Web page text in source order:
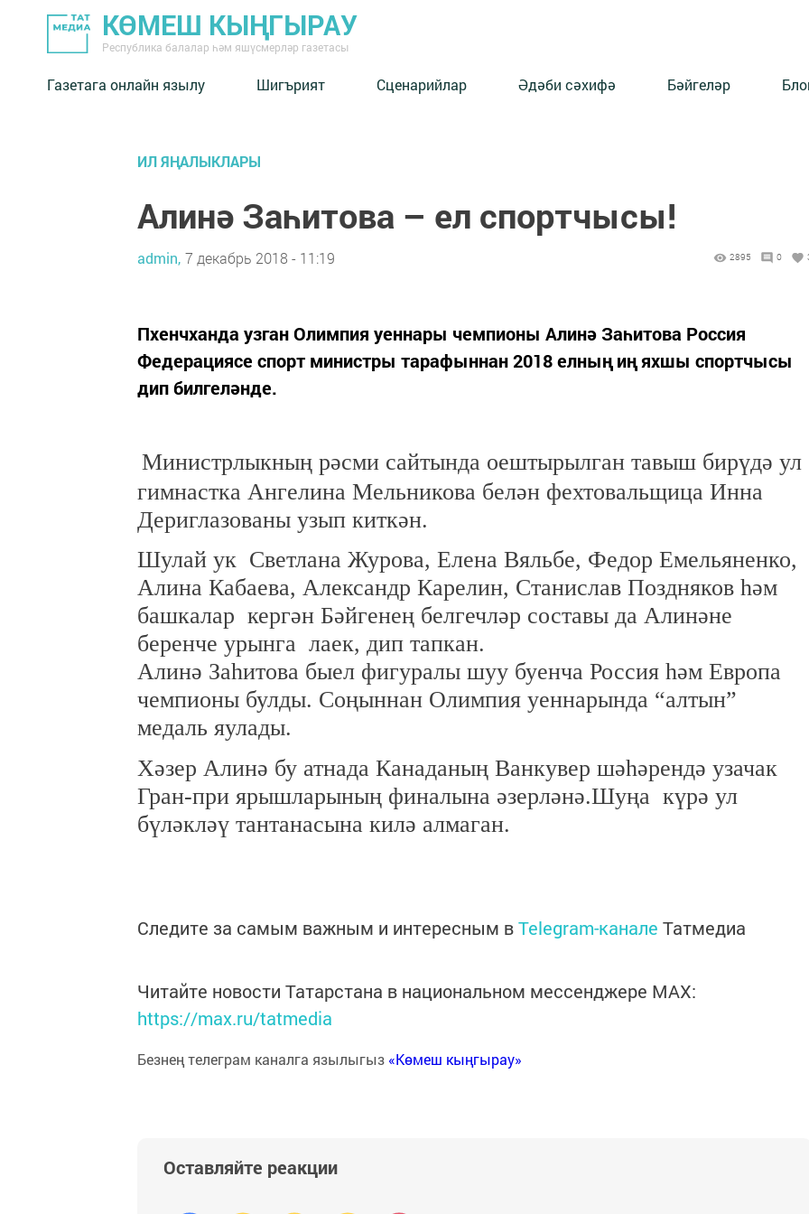
КӨМЕШ КЫҢГЫРАУ
Республика балалар һәм яшүсмерләр газетасы
Газетага онлайн язылу Шигърият Сценарийлар Әдәби сәхифә Бәйгеләр
ИЛ ЯҢАЛЫКЛАРЫ
Алинә Заһитова – ел спортчысы!
admin, 7 декабрь 2018 - 11:19 2895 0
Пхенчханда узган Олимпия уеннары чемпионы Алинә Заһитова Россия
Федерациясе спорт министры тарафыннан 2018 елның иң яхшы спортчысы
дип билгеләнде.
Министрлыкның рәсми сайтында оештырылган тавыш бирүдә ул
гимнастка Ангелина Мельникова белән фехтовальщица Инна
Дериглазованы узып киткән.
Шулай ук Светлана Журова, Елена Вяльбе, Федор Емельяненко,
Алина Кабаева, Александр Карелин, Станислав Поздняков һәм
башкалар кергән Бәйгенең белгечләр составы да Алинәне
беренче урынга лаек, дип тапкан.
Алинә Заһитова быел фигуралы шуу буенча Россия һәм Европа
чемпионы булды. Соңыннан Олимпия уеннарында “алтын”
медаль яулады.
Хәзер Алинә бу атнада Канаданың Ванкувер шәһәрендә узачак
Гран-при ярышларының финалына әзерләнә.Шуңа күрә ул
бүләкләү тантанасына килә алмаган.
Следите за самым важным и интересным вTelegram-канале Татмедиа
Читайте новости Татарстана в национальном мессенджере MАХ:
https://max.ru/tatmedia
Безнең телеграм каналга язылыгыз «Көмеш кыңгырау»
Оставляйте реакции